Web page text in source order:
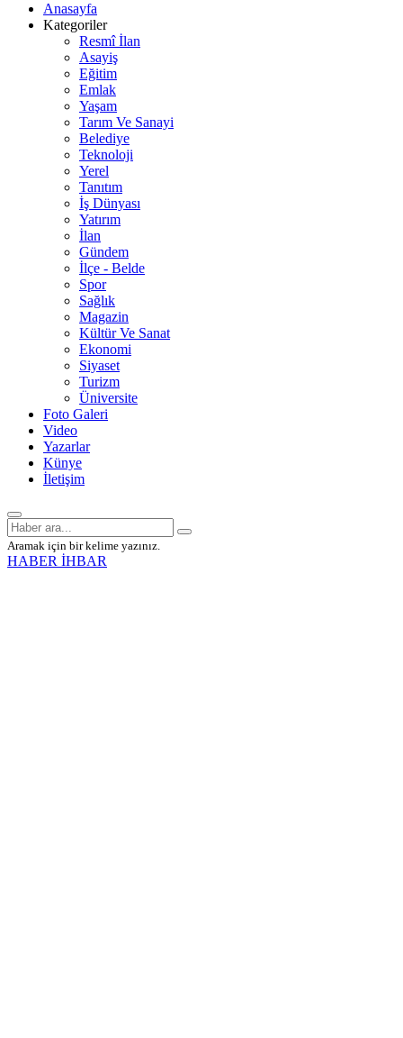
Anasayfa
Kategoriler
Resmî İlan
Asayiş
Eğitim
Emlak
Yaşam
Tarım Ve Sanayi
Belediye
Teknoloji
Yerel
Tanıtım
İş Dünyası
Yatırım
İlan
Gündem
İlçe - Belde
Spor
Sağlık
Magazin
Kültür Ve Sanat
Ekonomi
Siyaset
Turizm
Üniversite
Foto Galeri
Video
Yazarlar
Künye
İletişim
Aramak için bir kelime yazınız.
HABER İHBAR